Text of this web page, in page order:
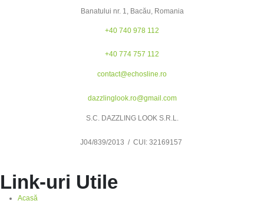
Banatului nr. 1, Bacău, Romania
+40 740 978 112
+40 774 757 112
contact@echosline.ro
dazzlinglook.ro@gmail.com
S.C. DAZZLING LOOK S.R.L.
J04/839/2013 / CUI: 32169157
Link-uri Utile
Acasă